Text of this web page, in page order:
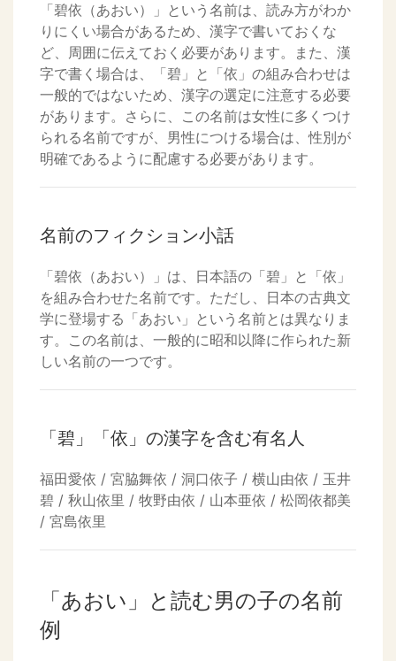
「碧依（あおい）」という名前は、読み方がわか
りにくい場合があるため、漢字で書いておくな
ど、周囲に伝えておく必要があります。また、漢
字で書く場合は、「碧」と「依」の組み合わせは
一般的ではないため、漢字の選定に注意する必要
があります。さらに、この名前は女性に多くつけ
られる名前ですが、男性につける場合は、性別が
明確であるように配慮する必要があります。
名前のフィクション小話
「碧依（あおい）」は、日本語の「碧」と「依」
を組み合わせた名前です。ただし、日本の古典文
学に登場する「あおい」という名前とは異なりま
す。この名前は、一般的に昭和以降に作られた新
しい名前の一つです。
「碧」「依」の漢字を含む有名人
福田愛依 / 宮脇舞依 / 洞口依子 / 横山由依 / 玉井
碧 / 秋山依里 / 牧野由依 / 山本亜依 / 松岡依都美
/ 宮島依里
「あおい」と読む男の子の名前
例